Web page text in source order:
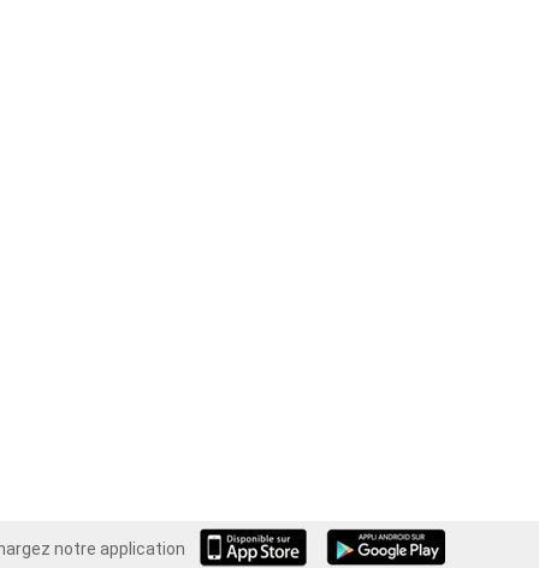
notre application
Android